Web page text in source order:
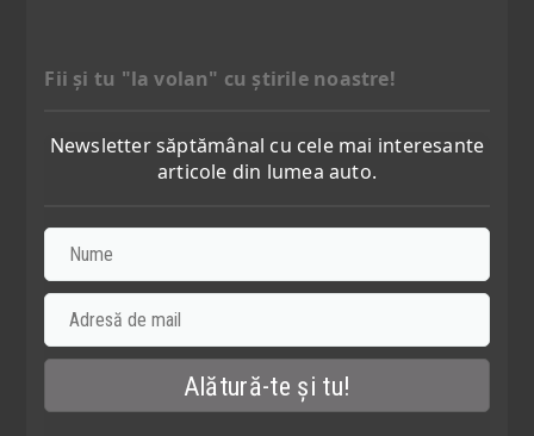
Fii şi tu "la volan" cu ştirile noastre!
Newsletter săptămânal cu cele mai interesante
articole din lumea auto.